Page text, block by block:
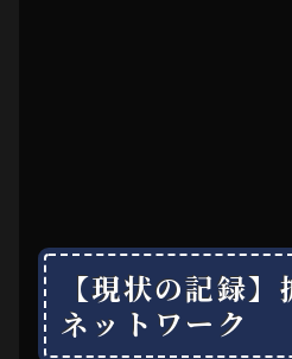
【現状の記録
ネットワーク